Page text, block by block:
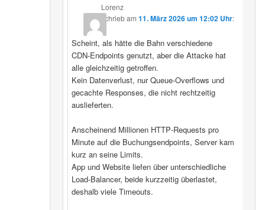
Lorenz
schriebam11. März 2026 um 12:02 Uhr:
Scheint, als hätte die Bahn verschiedene
CDN‑Endpoints genutzt, aber die Attacke hat
alle gleichzeitig getroffen.
Kein Datenverlust, nur Queue‑Overflows und
gecachte Responses, die nicht rechtzeitig
auslieferten.
Anscheinend Millionen HTTP‑Requests pro
Minute auf die Buchungsendpoints, Server kam
kurz an seine Limits.
App und Website liefen über unterschiedliche
Load‑Balancer, beide kurzzeitig überlastet,
deshalb viele Timeouts.